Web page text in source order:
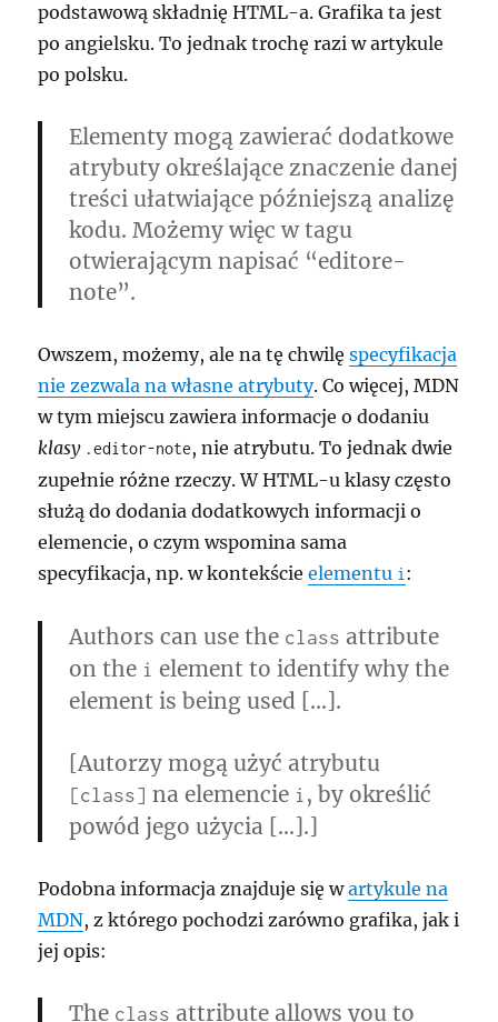
podstawową składnię HTML-a. Grafika ta jest
po angielsku. To jednak trochę razi w artykule
po polsku.
Elementy mogą zawierać dodatkowe
atrybuty określające znaczenie danej
treści ułatwiające późniejszą analizę
kodu. Możemy więc w tagu
otwierającym napisać “editore-
note”.
Owszem, możemy, ale na tę chwilęspecyfikacja
nie zezwala na własne atrybuty. Co więcej, MDN
w tym miejscu zawiera informacje o dodaniu
klasy .editor-note, nie atrybutu. To jednak dwie
zupełnie różne rzeczy. W HTML-u klasy często
służą do dodania dodatkowych informacji o
elemencie, o czym wspomina sama
specyfikacja, np. w kontekścieelementu i :
Authors can use the class attribute
on the i element to identify why the
element is being used […].
[Autorzy mogą użyć atrybutu
[class] na elemencie i , by określić
powód jego użycia […].]
Podobna informacja znajduje się wartykule na
MDN, z którego pochodzi zarówno grafika, jak i
jej opis:
The class attribute allows you to